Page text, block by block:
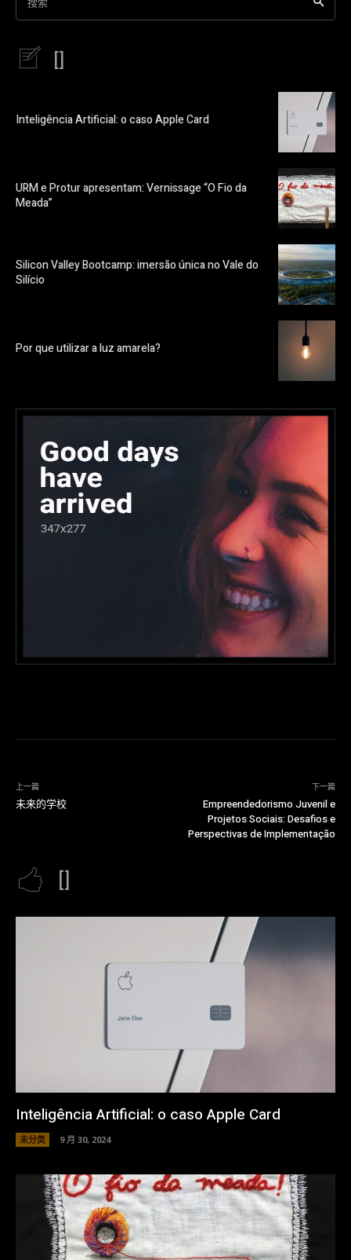
[]
Inteligência Artificial: o caso Apple Card
URM e Protur apresentam: Vernissage “O Fio da
Meada”
Silicon Valley Bootcamp: imersão única no Vale do
Silício
Por que utilizar a luz amarela?
上一篇
未来的学校
下一篇
Empreendedorismo Juvenil e
Projetos Sociais: Desafios e
Perspectivas de Implementação
[]
Inteligência Artificial: o caso Apple Card
未分类 9 月 30, 2024